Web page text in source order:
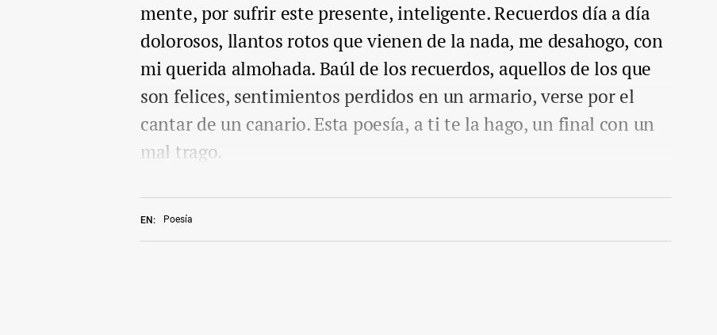
EN: Poesía
mente, por sufrir este presente, inteligente. Recuerdos día a día
dolorosos, llantos rotos que vienen de la nada, me desahogo, con
mi querida almohada. Baúl de los recuerdos, aquellos de los que
son felices, sentimientos perdidos en un armario, verse por el
cantar de un canario. Esta poesía, a ti te la hago, un final con un
mal trago.